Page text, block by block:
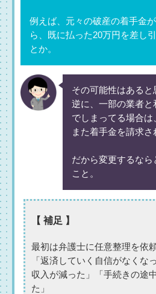
例えば、元々の破産の着手金
ら、既に払った20万円を差し
とか。
その可能性はあると
逆に、一部の業者
でしまってる場合
また着手金を請求さ
だから変更するな
こと。
【 補足 】
最初は弁護士に任意整理を依
「返済していく自信がなくな
収入が減った」「手続きの途
た」